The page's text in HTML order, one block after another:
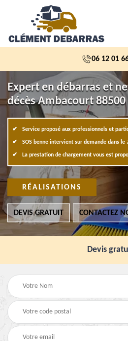
06 12 01
Expert en débarras et
décès Ambacourt 88500
Service proposé aux professionnels et
SOS benne intervient sur demande dans le
La prestation de chargement vous est
RÉALISATIONS
DEVIS GRATUIT CONTACTEZ
Devis